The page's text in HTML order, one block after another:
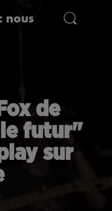
nous
de
futur"
sur